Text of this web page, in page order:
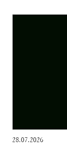
28.07.2026